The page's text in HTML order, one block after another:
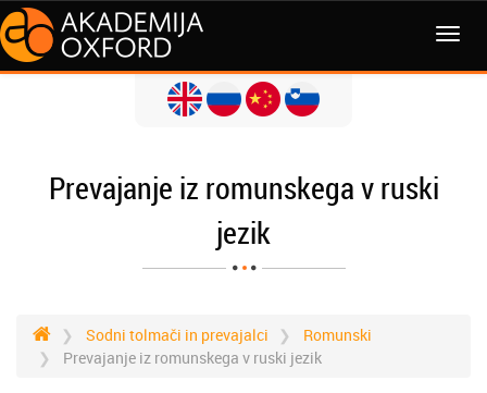
MENI
Prevajanje iz romunskega v ruski
jezik
Sodni tolmači in prevajalci
Romunski
Prevajanje iz romunskega v ruski jezik